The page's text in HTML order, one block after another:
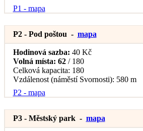
P1 - mapa
P2 - Pod poštou - mapa
Hodinová sazba: 40 Kč
Volná místa: 62/ 180
Celková kapacita: 180
Vzdálenost (náměstí Svornosti): 580 m
P2 - mapa
P3 - Městský park- mapa